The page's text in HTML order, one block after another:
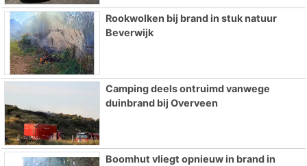
Rookwolken bij brand in stuk natuur
Beverwijk
Camping deels ontruimd vanwege
duinbrand bij Overveen
Boomhut vliegt opnieuw in brand in